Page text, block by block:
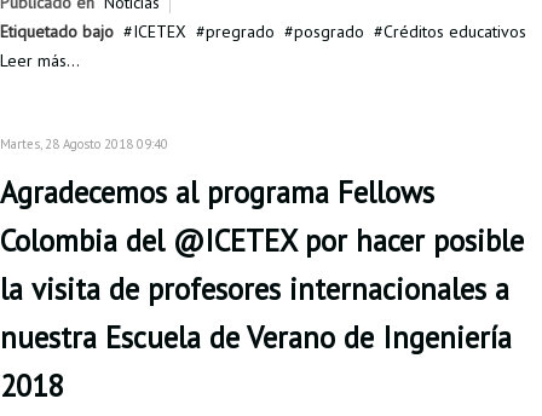
Etiquetado bajo
ICETEX pregrado posgrado
Créditos educativos
Leer más...
Martes, 28 Agosto 2018 09:40
Agradecemos al programa Fellows
Colombia del @ICETEX por hacer posible
la visita de profesores internacionales a
nuestra Escuela de Verano de Ingeniería
2018
Proyecto de grado
Reingreso
Transferencia
Tarifas
Grado